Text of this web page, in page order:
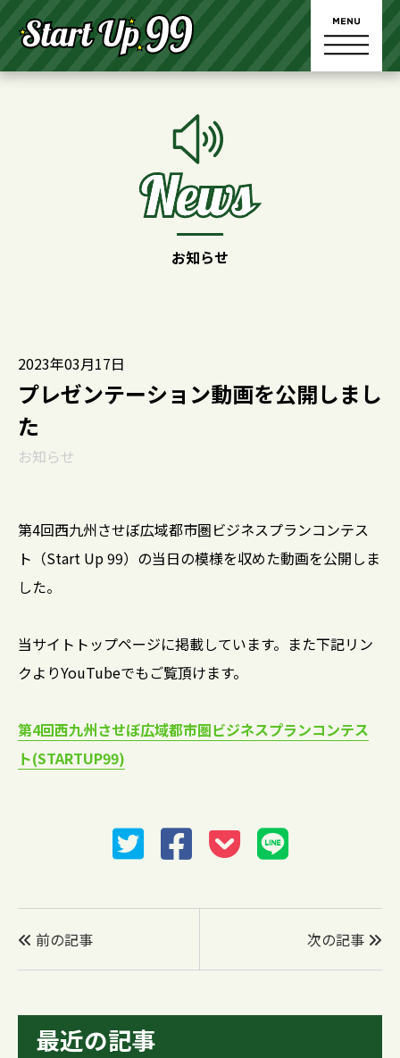
お知らせ
2023年03月17日
プレゼンテーション動画を公開しまし
た
お知らせ
第4回西九州させぼ広域都市圏ビジネスプランコンテス
ト（Start Up 99）の当日の模様を収めた動画を公開しま
した。
当サイトトップページに掲載しています。また下記リン
クよりYouTubeでもご覧頂けます。
第4回西九州させぼ広域都市圏ビジネスプランコンテス
ト(STARTUP99)
前の記事 次の記事
最近の記事